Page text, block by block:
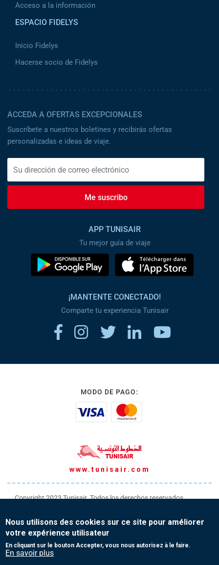
Acceso a la información
ESPACIO FIDELYS
Inicio Fidelys
Hacerse socio de Fidelys
ACCEDA A OFERTAS EXCEPCIONALES
Suscríbete a nuestros boletines y recibirás ofertas
personalizadas e ideas de viaje.
Me suscribo
APP TUNISAIR
Tu mejor guía de viaje
¡MANTENTE CONECTADO!
Comparte tu experiencia Tunisair
MODO DE PAGO:
www.tunisair.com
Copyright 2023 Tunisair. Todos los derechos reservados
Condiciones generales de venta
Protección de datos personales
Nous utilisons des cookies sur ce site pour améliorer
votre expérience utilisateur
En cliquant sur le bouton Accepter, vous nous autorisez à le faire.
En savoir plus